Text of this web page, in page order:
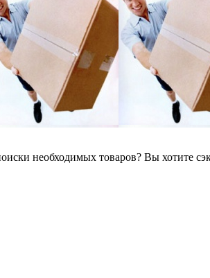
необходимых товаров? Вы хотите